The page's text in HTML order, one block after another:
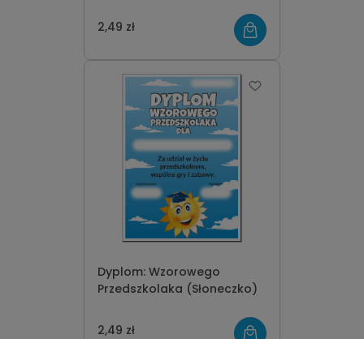
2,49 zł
Dyplom: Wzorowego
Przedszkolaka (Słoneczko)
2,49 zł